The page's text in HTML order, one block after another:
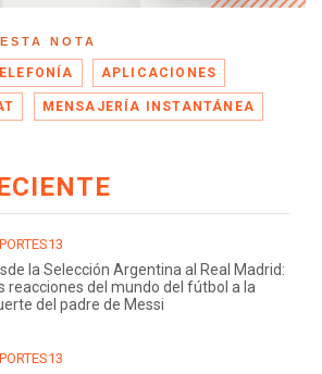
NOTA
APLICACIONES
MENSAJERÍA INSTANTÁNEA
la Selección Argentina al Real Madrid:
reacciones del mundo del fútbol a la
del padre de Messi